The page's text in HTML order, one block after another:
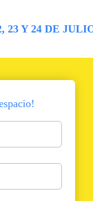
23 Y 24 DE